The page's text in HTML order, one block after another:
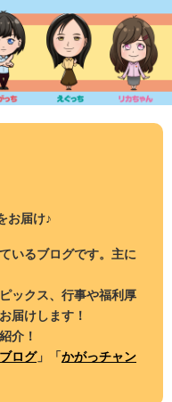
お届け♪
いるブログです。主に
ックス、行事や福利厚
届けします！
介！
ログ」「かがっチャン